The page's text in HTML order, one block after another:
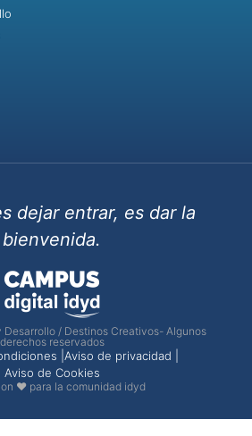
dejar entrar, es dar la
bienvenida.
/ Destinos Creativos- Algunos
derechos reservados
| Aviso de privacidad |
Aviso de Cookies
❤ para la comunidad idyd